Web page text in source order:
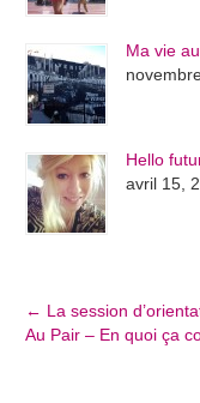
Ma vie
Hello
avril 15,
← La session
Au Pair – En quoi ça